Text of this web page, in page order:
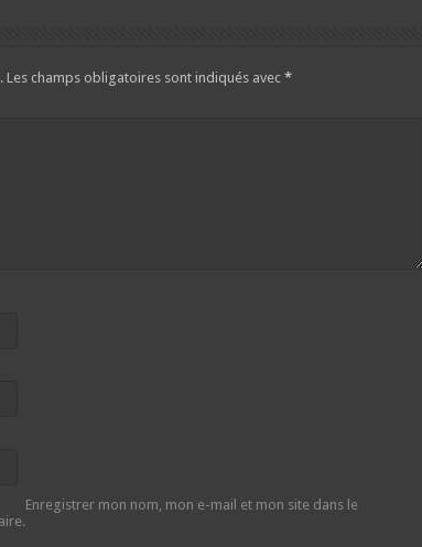
Les champs obligatoires sont indiqués avec *
Enregistrer mon nom, mon e-mail et mon site dans le